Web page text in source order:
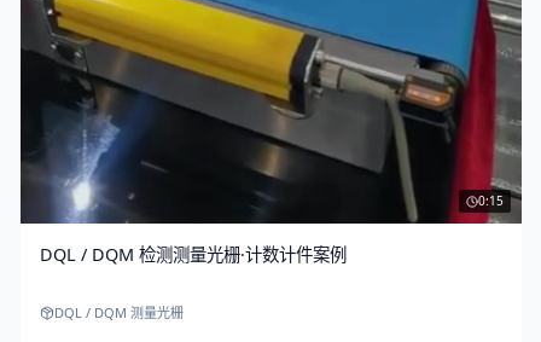
0:15
DQL / DQM 检测测量光栅·计数计件案例
DQL / DQM 测量光栅